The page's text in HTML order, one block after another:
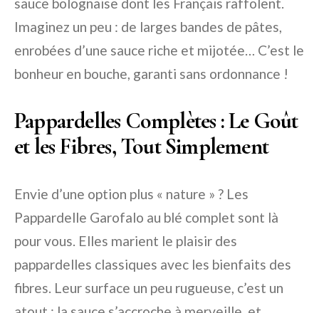
Imaginez un peu : de larges bandes de pâtes,
enrobées d’une sauce riche et mijotée… C’est le
bonheur en bouche, garanti sans ordonnance !
Pappardelles Complètes : Le Goût
et les Fibres, Tout Simplement
Envie d’une option plus « nature » ? Les
Pappardelle Garofalo au blé complet sont là
pour vous. Elles marient le plaisir des
pappardelles classiques avec les bienfaits des
fibres. Leur surface un peu rugueuse, c’est un